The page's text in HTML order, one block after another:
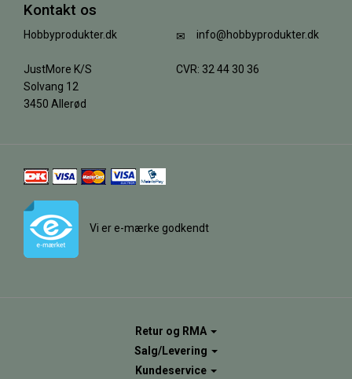
Kontakt os
Hobbyprodukter.dk
JustMore K/S
Solvang 12
3450 Allerød
info@hobbyprodukter.dk
CVR: 32 44 30 36
Vi er e-mærke godkendt
Retur og RMA
Salg/Levering
Kundeservice